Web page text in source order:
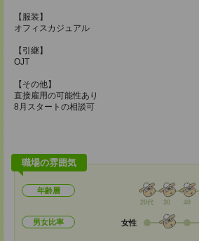
【服装】
オフィスカジュアル
【引継】
OJT
【その他】
直接雇用の可能性あり
8月スタートの相談可
職場の雰囲気
年齢層
20代 30 40
男女比率 女性